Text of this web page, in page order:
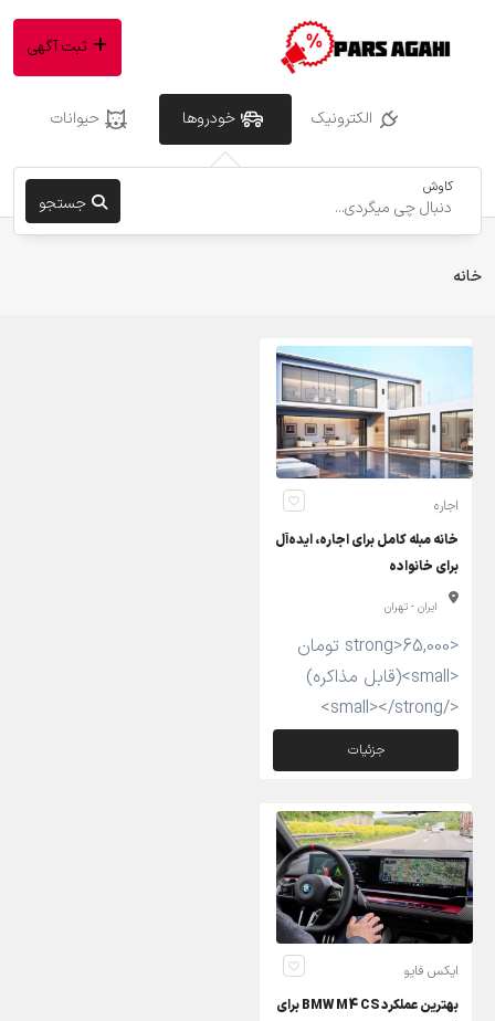
الکترونیک خودروها حیوانات
کاوش
جستجو
ثبت آگهی
خانه
اجاره
خانه مبله کامل برای اجاره، ایده‌آل
برای خانواده
ایران - تهران
<strong>65,000 تومان
<small>(قابل مذاکره)
</small></strong>
جزئیات
ایکس فایو
بهترین عملکرد BMW M4 CS برای